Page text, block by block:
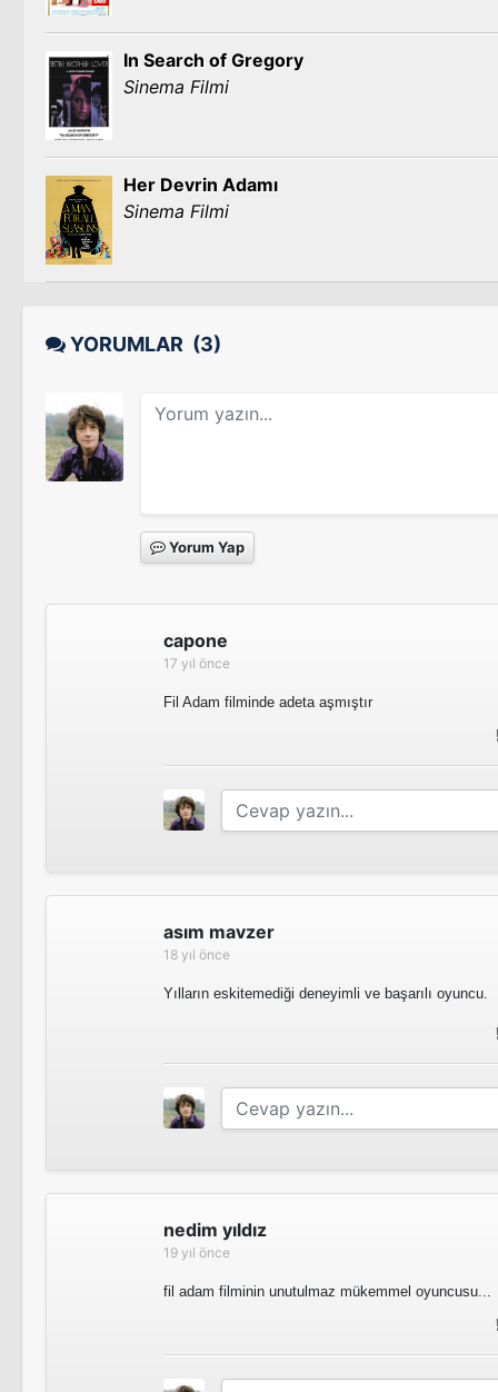
In Search of Gregory
Sinema Filmi
Her Devrin Adamı
Sinema Filmi
YORUMLAR (3)
Yorum Yap
capone
17 yıl önce
Fil Adam filminde adeta aşmıştır
asım mavzer
18 yıl önce
Yılların eskitemediği deneyimli ve başarılı oyuncu.
nedim yıldız
19 yıl önce
fil adam filminin unutulmaz mükemmel oyuncusu...